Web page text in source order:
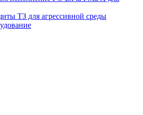
ТЗ для агрессивной среды